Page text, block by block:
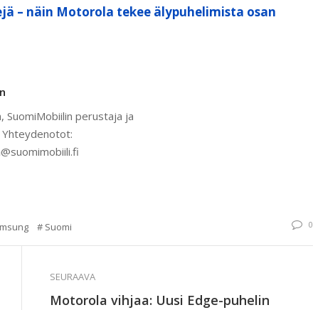
– näin Motorola tekee älypuhelimista osan
SuomiMobiilin perustaja ja
Suomi 0
SEURAAVA
Motorola vihjaa: Uusi Edge-puhelin